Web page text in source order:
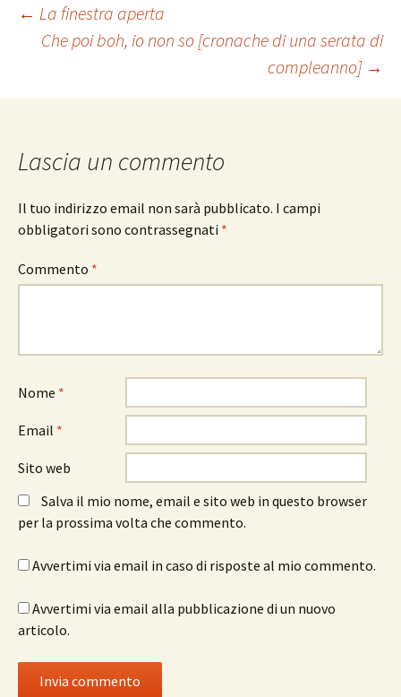
Navigazione
← La finestra aperta
Che poi boh, io non so [cronache di una serata di
compleanno] →
Lascia un commento
Il tuo indirizzo email non sarà pubblicato. I campi
obbligatori sono contrassegnati *
Commento *
Nome *
Email *
Sito web
Salva il mio nome, email e sito web in questo browser
per la prossima volta che commento.
Avvertimi via email in caso di risposte al mio commento.
Avvertimi via email alla pubblicazione di un nuovo
articolo.